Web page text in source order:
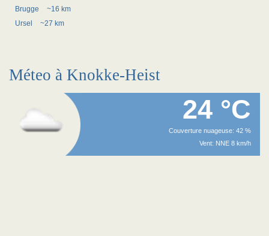
Brugge
~16 km
Ursel
~27 km
Méteo à Knokke-Heist
24 °C
Couverture nuageuse: 42 %
Vent: NNE 8 km/h